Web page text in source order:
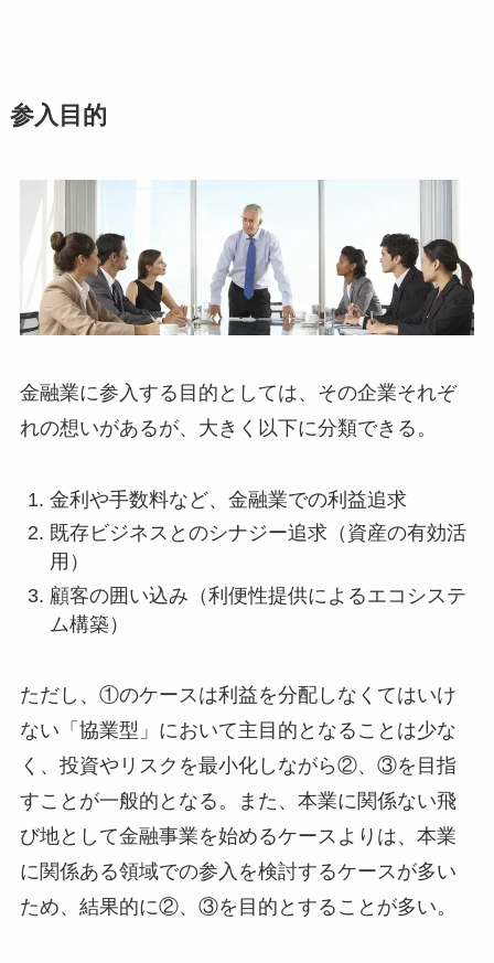
参入目的
金融業に参入する目的としては、その企業それぞ
れの想いがあるが、大きく以下に分類できる。
金利や手数料など、金融業での利益追求
既存ビジネスとのシナジー追求（資産の有効活
用）
顧客の囲い込み（利便性提供によるエコシステ
ム構築）
ただし、①のケースは利益を分配しなくてはいけ
ない「協業型」において主目的となることは少な
く、投資やリスクを最小化しながら②、③を目指
すことが一般的となる。また、本業に関係ない飛
び地として金融事業を始めるケースよりは、本業
に関係ある領域での参入を検討するケースが多い
ため、結果的に②、③を目的とすることが多い。